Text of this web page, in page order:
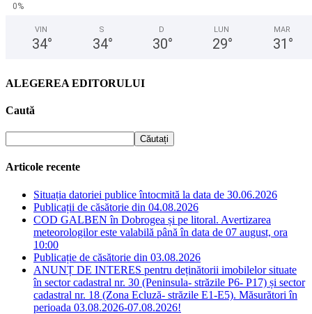
0%
VIN
34°
S
34°
D
30°
LUN
29°
MAR
31 °
ALEGEREA EDITORULUI
Caută
Articole recente
Situația datoriei publice întocmită la data de 30.06.2026
Publicații de căsătorie din 04.08.2026
COD GALBEN în Dobrogea și pe litoral. Avertizarea
meteorologilor este valabilă până în data de 07 august, ora
10:00
Publicație de căsătorie din 03.08.2026
ANUNȚ DE INTERES pentru deținătorii imobilelor situate
în sector cadastral nr. 30 (Peninsula- străzile P6- P17) și sector
cadastral nr. 18 (Zona Ecluză- străzile E1-E5). Măsurători în
perioada 03.08.2026-07.08.2026!